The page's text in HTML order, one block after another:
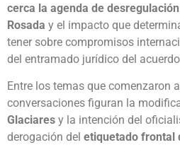
cerca la agenda de
Rosada y el impacto que
tener sobre compromisos
del entramado jurídico del
Entre los temas que comenzaron
conversaciones figuran la
Glaciares y la intención del
derogación del etiquetado frontal